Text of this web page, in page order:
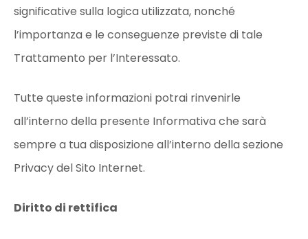
significative sulla logica utilizzata, nonché
l’importanza e le conseguenze previste di tale
Trattamento per l’Interessato.
Tutte queste informazioni potrai rinvenirle
all’interno della presente Informativa che sarà
sempre a tua disposizione all’interno della sezione
Privacy del Sito Internet.
Diritto di rettifica